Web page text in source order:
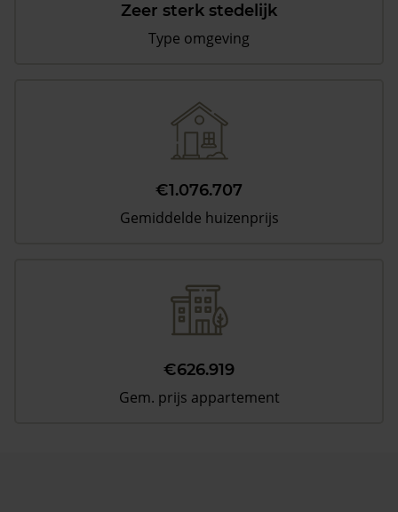
Zeer sterk stedelijk
Type omgeving
€1.076.707
Gemiddelde huizenprijs
€626.919
Gem. prijs appartement